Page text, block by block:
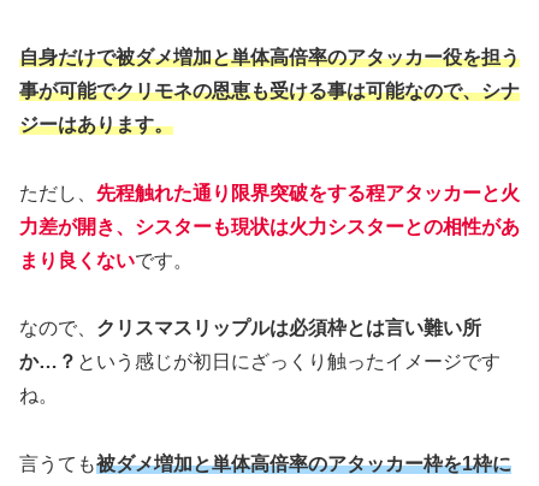
自身だけで被ダメ増加と単体高倍率のアタッカー役を担う
事が可能でクリモネの恩恵も受ける事は可能なので、シナ
ジーはあります。
ただし、 先程触れた通り限界突破をする程アタッカーと火
力差が開き、シスターも現状は火力シスターとの相性があ
まり良くないです。
なので、 クリスマスリップルは必須枠とは言い難い所
か…？ という感じが初日にざっくり触ったイメージです
ね。
言うても被ダメ増加と単体高倍率のアタッカー枠を1枠に